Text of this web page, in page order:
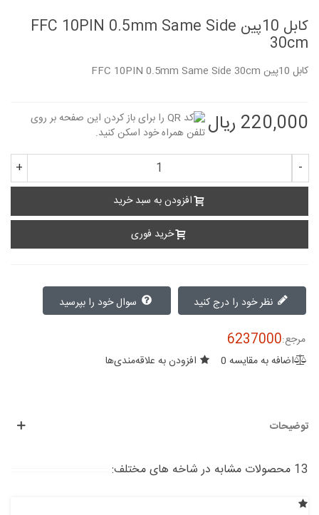
کابل 10پین FFC 10PIN 0.5mm Same Side
30cm
کابل 10پین FFC 10PIN 0.5mm Same Side 30cm
220,000 ریال
-
+
افزودن به سبد خرید
خرید فوری
نظر خود را درج کنید
مرجع:6237000
اضافه به مقایسه 0 افزودن به علاقه‌مندی‌ها
توضیحات
13 محصولات مشابه در شاخه های مختلف: